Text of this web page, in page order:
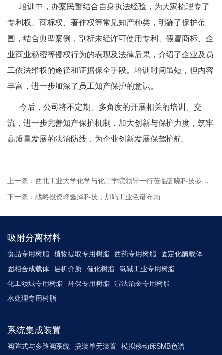
培训中，办案民警结合自身执法经验，为大家梳理专了
专利权、商标权、著作权等常见知产种类，明确了保护范
围，结合典型案例，剖析未经许可使用专利、假冒商标、企
业商业秘密等侵权行为的表现及法律后果，介绍了企业及员
工依法维权的途径和证据保全手段。培训时间虽短，但内容
丰富，进一步加深了员工知产保护的意识。
今后，公司将不定期、多角度的开展相关的培训、交
流，进一步完善知产保护机制，加大创新与保护力度，筑牢
高质量发展的法治防线，为企业创新发展保驾护航。
上一条：西北工业大学化学与化工学院领导一行莅临蓝晓科技参观交流
下一条：战略投资峰鑫泽科技，加码工业色谱布局
吸附分离材料
食品专用树脂 植物提取专用树脂 西药专用树脂 固定化酶载体
固相合成载体 层析介质 催化树脂 氯碱工业专用树脂
化工领域专用树脂 环保专用树脂 湿法治金专用树脂
水处理专用树脂
系统集成装置
阀阵式与多路阀系统 撬装单元装置 模拟移动床SMB色谱